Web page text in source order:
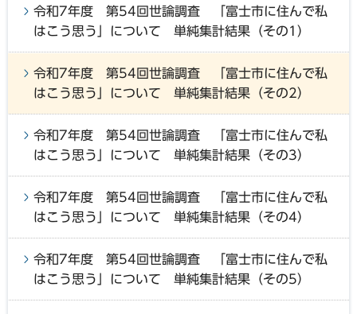
令和7年度 第54回世論調査 「富士市に住んで私
はこう思う」について 単純集計結果（その1）
令和7年度 第54回世論調査 「富士市に住んで私
はこう思う」について 単純集計結果（その2）
令和7年度 第54回世論調査 「富士市に住んで私
はこう思う」について 単純集計結果（その3）
令和7年度 第54回世論調査 「富士市に住んで私
はこう思う」について 単純集計結果（その4）
令和7年度 第54回世論調査 「富士市に住んで私
はこう思う」について 単純集計結果（その5）